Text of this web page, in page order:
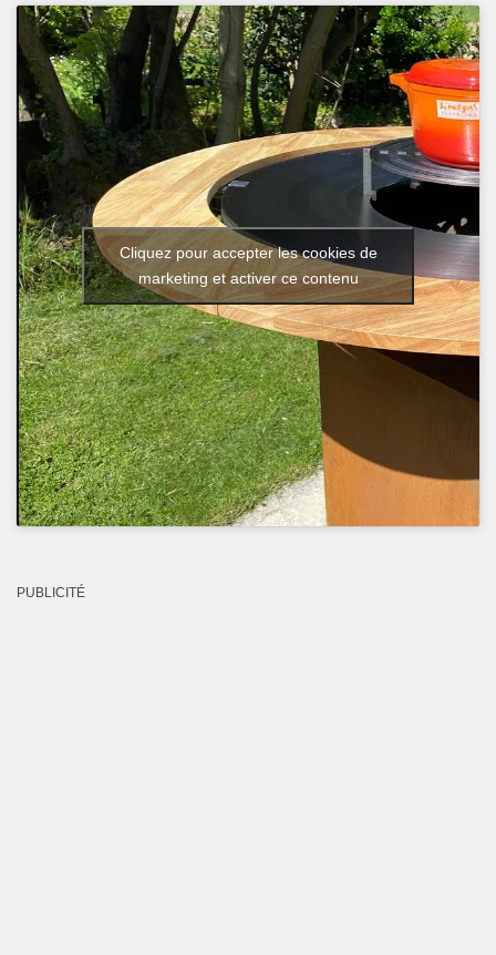
Cliquez pour accepter les cookies de
marketing et activer ce contenu
PUBLICITÉ